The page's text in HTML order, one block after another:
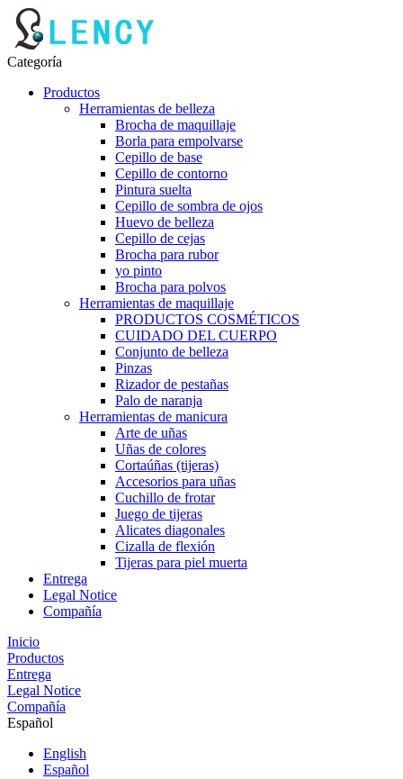
Categoría
Productos
Herramientas de belleza
Brocha de maquillaje
Borla para empolvarse
Cepillo de base
Cepillo de contorno
Pintura suelta
Cepillo de sombra de ojos
Huevo de belleza
Cepillo de cejas
Brocha para rubor
yo pinto
Brocha para polvos
Herramientas de maquillaje
PRODUCTOS COSMÉTICOS
CUIDADO DEL CUERPO
Conjunto de belleza
Pinzas
Rizador de pestañas
Palo de naranja
Herramientas de manicura
Arte de uñas
Uñas de colores
Cortaúñas (tijeras)
Accesorios para uñas
Cuchillo de frotar
Juego de tijeras
Alicates diagonales
Cizalla de flexión
Tijeras para piel muerta
Entrega
Legal Notice
Compañía
Inicio
Productos
Entrega
Legal Notice
Compañía
Español
English
Español